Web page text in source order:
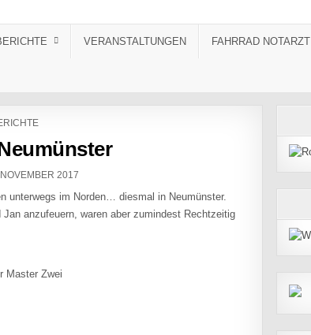
VERANSTALTUNGEN FAHRRAD NOTARZT
DATE:2017
unterwegs im Norden… diesmal in Neumünster.
anzufeuern, waren aber zumindest Rechtzeitig
Master Zwei